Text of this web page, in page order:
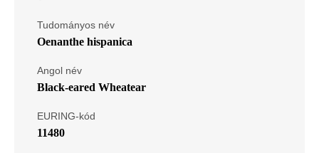
Tudományos név
Oenanthe hispanica
Angol név
Black-eared Wheatear
EURING-kód
11480